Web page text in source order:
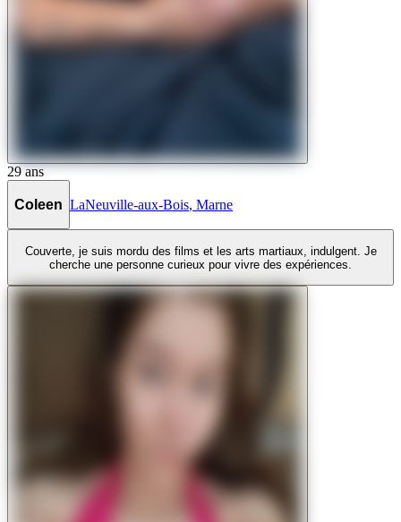
29 ans
Coleen LaNeuville-aux-Bois, Marne
Couverte, je suis mordu des films et les arts martiaux, indulgent. Je
cherche une personne curieux pour vivre des expériences.